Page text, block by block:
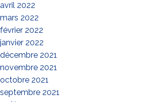
avril 2022
mars 2022
février 2022
janvier 2022
décembre 2021
novembre 2021
octobre 2021
septembre 2021